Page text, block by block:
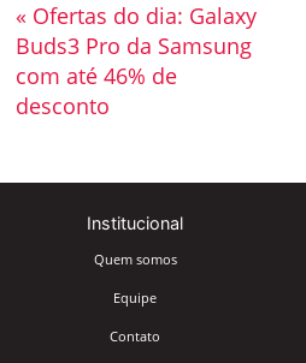
« Ofertas do dia: Galaxy
Buds3 Pro da Samsung
com até 46% de
desconto
Institucional
Quem somos
Equipe
Contato